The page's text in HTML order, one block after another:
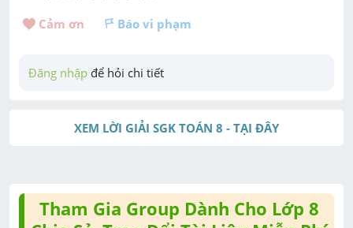
Cảm ơn Báo vi phạm
Đăng nhập để hỏi chi tiết
XEM LỜI GIẢI SGK TOÁN 8 - TẠI ĐÂY
Tham Gia Group Dành Cho Lớp 8